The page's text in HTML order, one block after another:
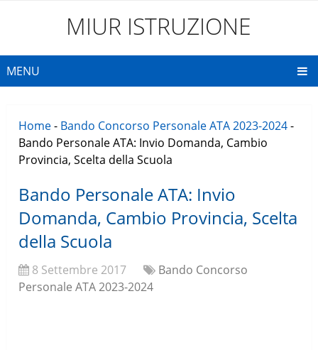
MIUR ISTRUZIONE
MENU
Home- Bando Concorso Personale ATA 2023-2024-
Bando Personale ATA: Invio Domanda, Cambio
Provincia, Scelta della Scuola
Bando Personale ATA: Invio
Domanda, Cambio Provincia, Scelta
della Scuola
8 Settembre 2017
Bando Concorso
Personale ATA 2023-2024